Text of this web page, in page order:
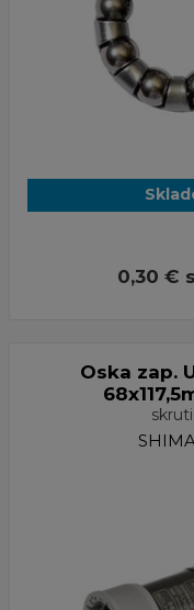
0,30 €
Oska zap.